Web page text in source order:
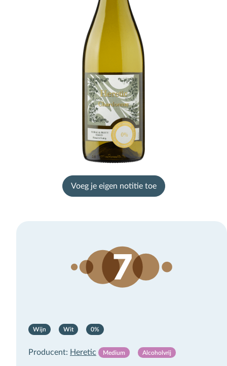
Voeg je eigen notitie toe
Wijn Wit 0%
Producent: Heretic Medium Alcoholvrij